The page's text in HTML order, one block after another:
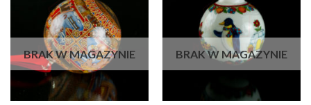
BRAK W MAGAZYNIE BRAK W MAGAZYNIE